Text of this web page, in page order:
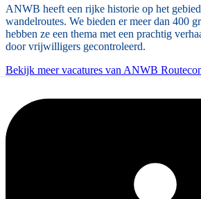
ANWB heeft een rijke historie op het
wandelroutes. We bieden er meer dan 400
hebben ze een thema met een prachtig
door vrijwilligers gecontroleerd.
Bekijk meer vacatures van ANWB